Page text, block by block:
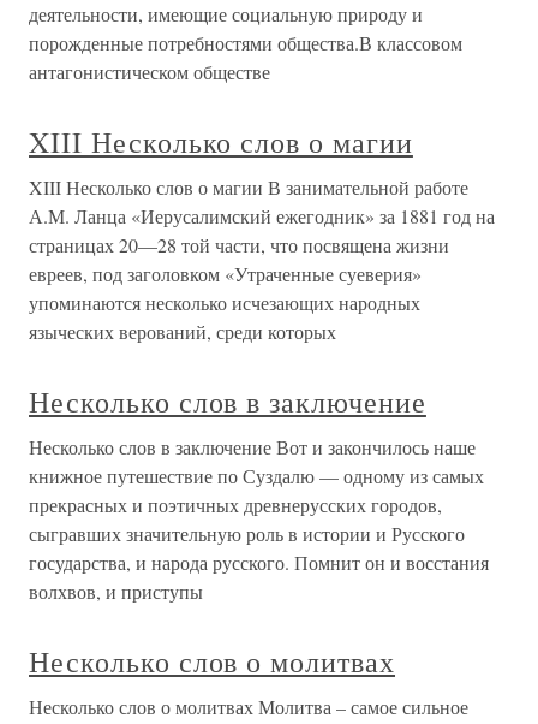
деятельности, имеющие социальную природу и
порожденные потребностями общества.В классовом
антагонистическом обществе
XIII Несколько слов о магии
XIII Несколько слов о магии В занимательной работе
А.М. Ланца «Иерусалимский ежегодник» за 1881 год на
страницах 20—28 той части, что посвящена жизни
евреев, под заголовком «Утраченные суеверия»
упоминаются несколько исчезающих народных
языческих верований, среди которых
Несколько слов в заключение
Несколько слов в заключение Вот и закончилось наше
книжное путешествие по Суздалю — одному из самых
прекрасных и поэтичных древнерусских городов,
сыгравших значительную роль в истории и Русского
государства, и народа русского. Помнит он и восстания
волхвов, и приступы
Несколько слов о молитвах
Несколько слов о молитвах Молитва – самое сильное